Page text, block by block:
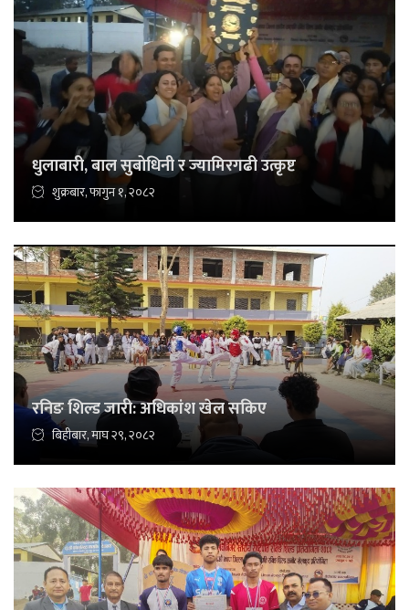
धुलाबारी, बाल सुबोधिनी र ज्यामिरगढी उत्कृष्ट
शुक्रबार, फागुन १, २०८२
रनिङ शिल्ड जारी: अधिकांश खेल सकिए
बिहीबार, माघ २९, २०८२